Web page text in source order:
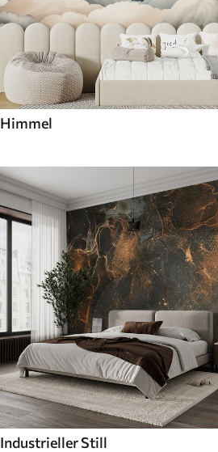
Himmel
Industrieller Still